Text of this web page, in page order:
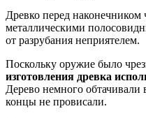
Древко перед
металлическими
от разрубания неприятелем.
Поскольку оружие было
изготовления древка
Дерево немного
концы не провисали.